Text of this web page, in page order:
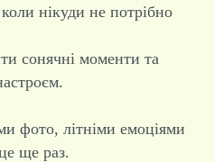
нікуди не потрібно
сонячні моменти та
фото, літніми емоціями
ще раз.